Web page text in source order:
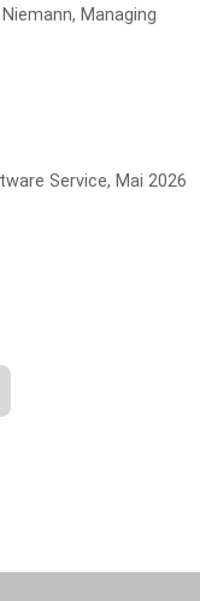
Managing
Service, Mai 2026